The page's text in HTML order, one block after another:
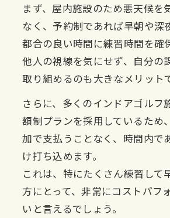
まず、屋内施設のため悪天候を
なく、予約制であれば早朝や深
都合の良い時間に練習時間を確
他人の視線を気にせず、自分の
取り組めるのも大きなメリット
さらに、多くのインドアゴルフ
額制プランを採用しているため
加で支払うことなく、時間内で
け打ち込めます。
これは、特にたくさん練習して
方にとって、非常にコストパフ
いと言えるでしょう。